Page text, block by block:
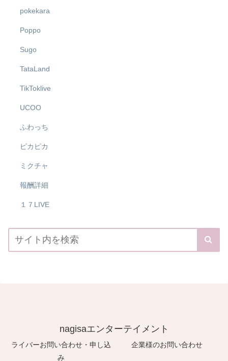
pokekara
Poppo
Sugo
TataLand
TikToklive
UCOO
ふわっち
ピカピカ
ミクチャ
報酬詳細
１７LIVE
nagisaエンターテイメント
ライバーお問い合わせ・申し込
み
企業様のお問い合わせ